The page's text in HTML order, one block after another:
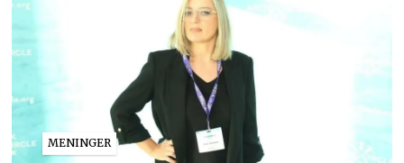
MENINGER